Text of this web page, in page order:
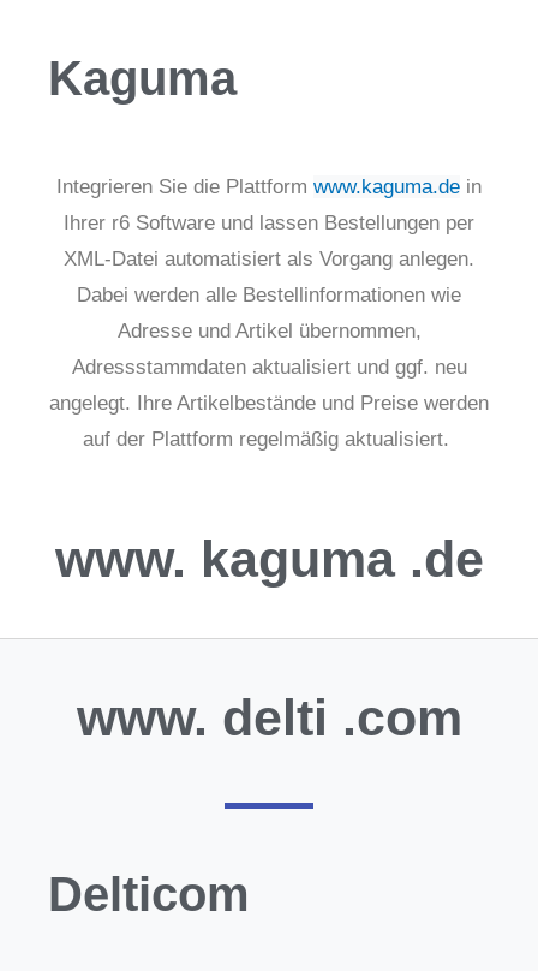
Kaguma
Integrieren Sie die Plattform www.kaguma.de in
Ihrer r6 Software und lassen Bestellungen per
XML-Datei automatisiert als Vorgang anlegen.
Dabei werden alle Bestellinformationen wie
Adresse und Artikel übernommen,
Adressstammdaten aktualisiert und ggf. neu
angelegt. Ihre Artikelbestände und Preise werden
auf der Plattform regelmäßig aktualisiert.
www. kaguma .de
www. delti .com
Delticom